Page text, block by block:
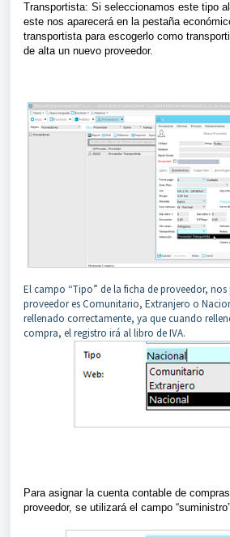
Transportista: Si seleccionamos este tipo
este nos aparecerá en la pestaña
transportista para escogerlo como
de alta un nuevo proveedor.
El campo “Tipo” de la ficha de proveedor, nos
proveedor es Comunitario, Extranjero o
rellenado correctamente, ya que cuando
compra, el registro irá al libro de IVA.
Para asignar la cuenta contable de
proveedor, se utilizará el campo “suministro”.